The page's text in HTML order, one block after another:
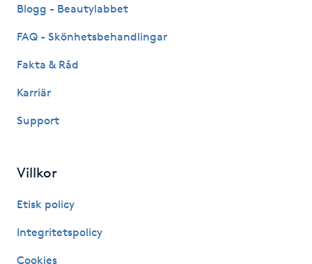
LPG
Läpptatuering
Blogg - Beautylabbet
FAQ - Skönhetsbehandlingar
Fakta & Råd
Karriär
Support
Villkor
Etisk policy
Integritetspolicy
Cookies